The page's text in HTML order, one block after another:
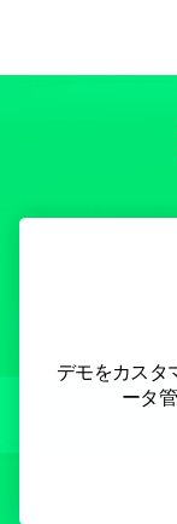
デモをカスタ
ータ